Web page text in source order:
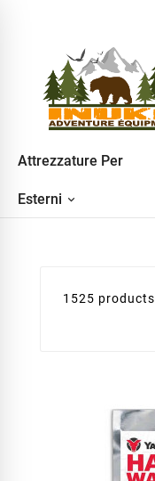
Attrezzature Per
Esterni
1525 products